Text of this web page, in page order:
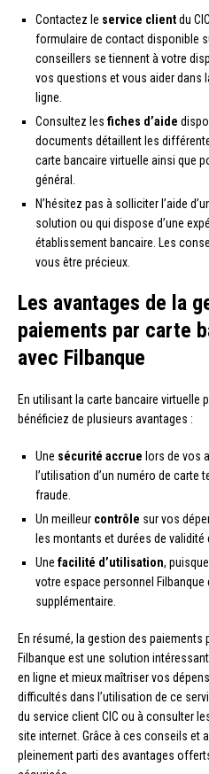
Contactez le service clientdu
formulaire de contact disponible
conseillers se tiennent à votre
vos questions et vous aider dans
ligne.
Consultez les fiches d’aide
documents détaillent les
carte bancaire virtuelle ainsi que
général.
N’hésitez pas à solliciter l’aide
solution ou qui dispose d’une
établissement bancaire. Les
vous être précieux.
Les avantages de la
paiements par carte
avec Filbanque
En utilisant la carte bancaire virtuelle
bénéficiez de plusieurs avantages :
Une sécurité accrue lors de vos
l’utilisation d’un numéro de carte
fraude.
Un meilleur contrôle sur vos
les montants et durées de validité
Une facilité d’utilisation,
votre espace personnel
supplémentaire.
En résumé, la gestion des paiements
Filbanque est une solution
en ligne et mieux maîtriser vos
difficultés dans l’utilisation de ce
du service client CIC ou à consulter
site internet. Grâce à ces conseils et
pleinement parti des avantages